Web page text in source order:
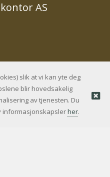
AS
AS |Nettbutikk levert av
slik at vi kan yte deg
blir hovedsakelig
av tjenesten. Du
informasjonskapslerher.